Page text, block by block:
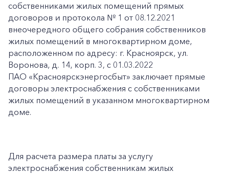
собственниками жилых помещений прямых
договоров и протокола № 1 от 08.12.2021
внеочередного общего собрания собственников
жилых помещений в многоквартирном доме,
расположенном по адресу: г. Красноярск, ул.
Воронова, д. 14, корп. 3, с 01.03.2022
ПАО «Красноярскэнергосбыт» заключает прямые
договоры электроснабжения с собственниками
жилых помещений в указанном многоквартирном
доме.
Для расчета размера платы за услугу
электроснабжения собственникам жилых